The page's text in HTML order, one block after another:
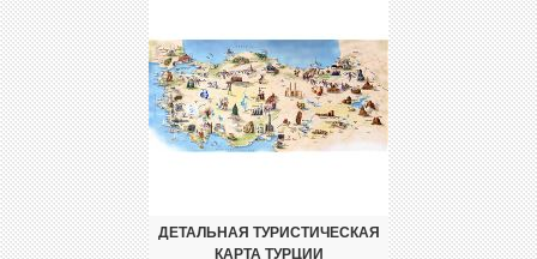
ДЕТАЛЬНАЯ ТУРИСТИЧЕСКАЯ
КАРТА ТУРЦИИ